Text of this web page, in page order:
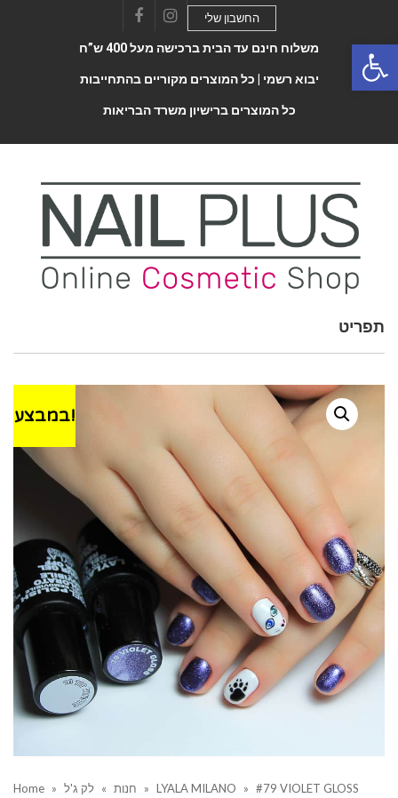
FacebookInstagram
החשבון שלי
משלוח חינם עד הבית ברכישה מעל 400 ש”ח
יבוא רשמי | כל המוצרים מקוריים בהתחייבות
כל המוצרים ברישיון משרד הבריאות
Toggle
תפריט
במבצע!
Home » חנות » לק ג'ל » LYALA MILANO » #79 VIOLET GLOSS